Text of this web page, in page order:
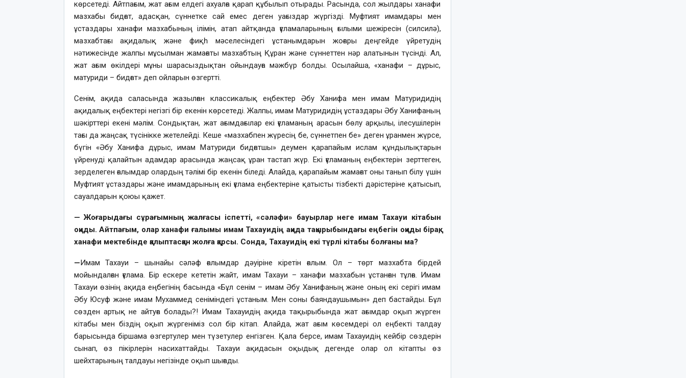
көрсетеді. Айтпағым, жат ағым елдегі ахуалға қарап құбылып отырады. Расында, сол жылдары ханафи
мазхабы бидғат, адасқан, сүннетке сай емес деген уағыздар жүргізді. Муфтият имамдары мен
ұстаздары ханафи мазхабының ілімін, атап айтқанда ғұламаларының ғылыми шежіресін (силсилә),
мазхабтағы ақидалық және фиқһ мәселесіндегі ұстанымдарын жоғары деңгейде үйретудің
нәтижесінде жалпы мұсылман жамағаты мазхабтың Құран және сүннеттен нәр алатынын түсінді. Ал,
жат ағым өкілдері мұны шарасыздықтан ойындауға мәжбүр болды. Осылайша, «ханафи – дұрыс,
матуриди – бидғат» деп ойларын өзгертті.
Сенім, ақида саласында жазылған классикалық еңбектер Әбу Ханифа мен имам Матуридидің
ақидалық еңбектері негізгі бір екенін көрсетеді. Жалпы, имам Матуридидің ұстаздары Әбу Ханифаның
шәкірттері екені мәлім. Сондықтан, жат ағымдағылар екі ғұламаның арасын бөлу арқылы, ілесушілерін
тағы да жаңсақ түсінікке жетелейді. Кеше «мазхабпен жүресің бе, сүннетпен бе» деген ұранмен жүрсе,
бүгін «Әбу Ханифа дұрыс, имам Матуриди бидғатшы» деумен қарапайым ислам құндылықтарын
үйренуді қалайтын адамдар арасында жаңсақ ұран тастап жүр. Екі ғұламаның еңбектерін зерттеген,
зерделеген ғалымдар олардың тәлімі бір екенін біледі. Алайда, қарапайым жамағат оны танып білу үшін
Муфтият ұстаздары және имамдарының екі ғұлама еңбектеріне қатысты тізбекті дәрістеріне қатысып,
сауалдарын қоюы қажет.
— Жоғарыдағы сұрағымның жалғасы іспетті, «сәләфи» бауырлар неге имам Тахауи кітабын
оқиды. Айтпағым, олар ханафи ғалымы имам Тахауидің ақида тақырыбындағы еңбегін оқиды бірақ,
ханафи мектебінде қалыптасқан жолға қарсы. Сонда, Тахауидің екі түрлі кітабы болғаны ма?
—Имам Тахауи – шынайы сәләф ғалымдар дәуіріне кіретін ғалым. Ол – төрт мазхабта бірдей
мойындалған ғұлама. Бір ескере кететін жайт, имам Тахауи – ханафи мазхабын ұстанған тұлға. Имам
Тахауи өзінің ақида еңбегінің басында «Бұл сенім – имам Әбу Ханифаның және оның екі серігі имам
Әбу Юсуф және имам Мухаммед сеніміндегі ұстаным. Мен соны баяндаушымын» деп бастайды. Бұл
сөзден артық не айтуға болады?! Имам Тахауидің ақида тақырыбында жат ағымдар оқып жүрген
кітабы мен біздің оқып жүргеніміз сол бір кітап. Алайда, жат ағым көсемдері ол еңбекті талдау
барысында біршама өзгертулер мен түзетулер енгізген. Қала берсе, имам Тахауидің кейбір сөздерін
сынап, өз пікірлерін насихаттайды. Тахауи ақидасын оқыдық дегенде олар ол кітапты өз
шейхтарының талдауы негізінде оқып шығады.